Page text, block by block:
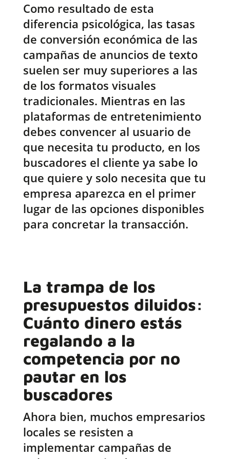
Como resultado de esta
diferencia psicológica, las tasas
de conversión económica de las
campañas de anuncios de texto
suelen ser muy superiores a las
de los formatos visuales
tradicionales. Mientras en las
plataformas de entretenimiento
debes convencer al usuario de
que necesita tu producto, en los
buscadores el cliente ya sabe lo
que quiere y solo necesita que tu
empresa aparezca en el primer
lugar de las opciones disponibles
para concretar la transacción.
La trampa de los
presupuestos diluidos:
Cuánto dinero estás
regalando a la
competencia por no
pautar en los
buscadores
Ahora bien, muchos empresarios
locales se resisten a
implementar campañas de